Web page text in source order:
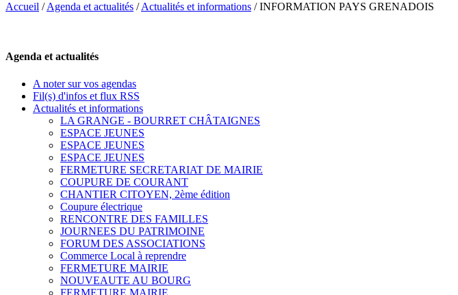
Accueil / Agenda et actualités / Actualités et informations / INFORMATION PAYS GRENADOIS
Agenda et actualités
A noter sur vos agendas
Fil(s) d'infos et flux RSS
Actualités et informations
LA GRANGE - BOURRET CHÂTAIGNES
ESPACE JEUNES
ESPACE JEUNES
ESPACE JEUNES
FERMETURE SECRETARIAT DE MAIRIE
COUPURE DE COURANT
CHANTIER CITOYEN, 2ème édition
Coupure électrique
RENCONTRE DES FAMILLES
JOURNEES DU PATRIMOINE
FORUM DES ASSOCIATIONS
Commerce Local à reprendre
FERMETURE MAIRIE
NOUVEAUTE AU BOURG
FERMETURE MAIRIE